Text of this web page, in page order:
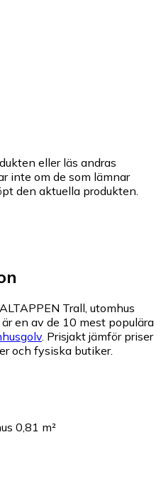
eller läs andras
inte om de som lämnar
den aktuella produkten.
Trall, utomhus
en av de 10 mest populära
. Prisjakt jämför priser
och fysiska butiker.
0,81 m²